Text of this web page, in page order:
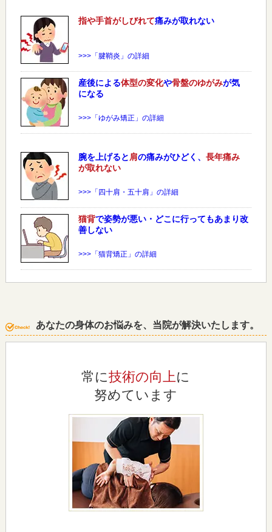
指や手首がしびれて痛みが取れない
>>>「腱鞘炎」の詳細
産後による体型の変化や骨盤のゆがみが気
になる
>>>「ゆがみ矯正」の詳細
腕を上げると 肩の痛みがひどく、 長年痛み
が取れない
>>>「四十肩・五十肩」の詳細
猫背で姿勢が悪い・どこに行ってもあまり改
善しない
>>>「猫背矯正」の詳細
あなたの身体のお悩みを、当院が解決いたします。
常に技術の向上に
努めています